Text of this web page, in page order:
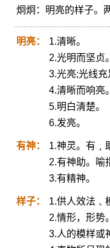
炯炯：明亮的样子。
明亮：
1.清晰。
2.光明而坚贞。
3.光亮;光线充
4.清晰而响亮。
5.明白清楚。
6.发亮。
有神：
1.神灵。有﹐
2.有神助。喻
3.有精神。
样子：
1.供人效法﹑
2.情形，形势。
3.人的模样或